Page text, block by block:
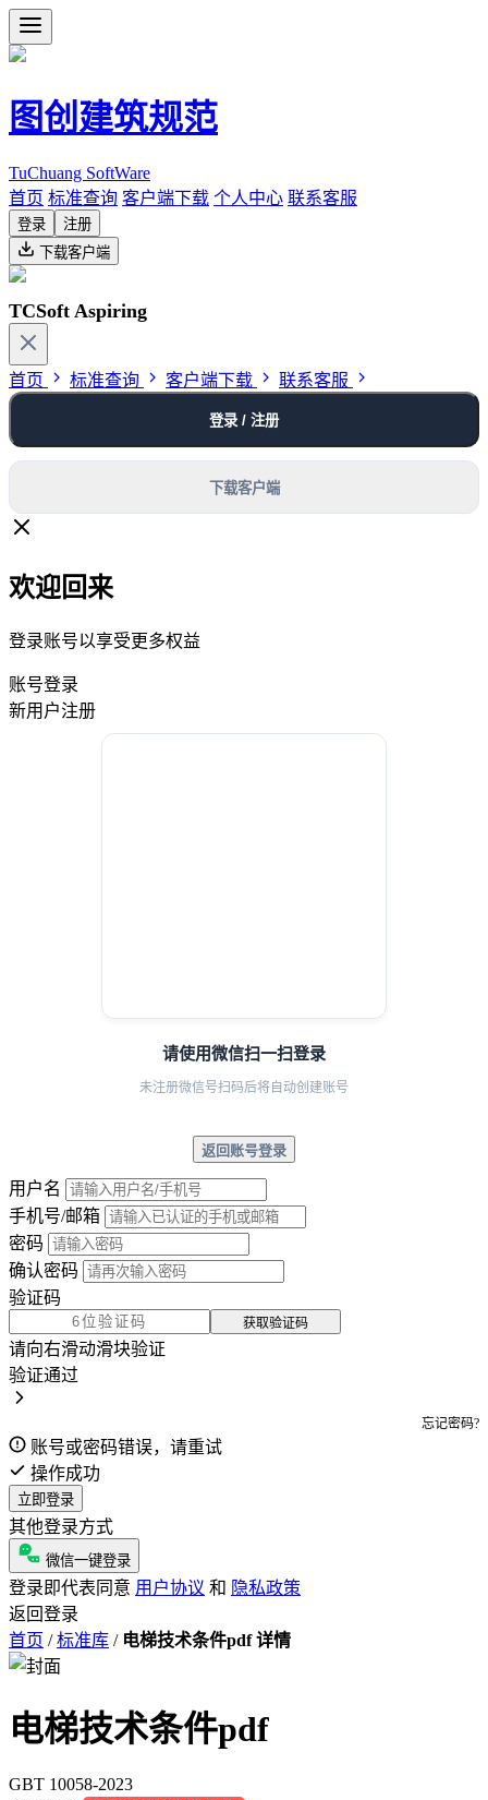
图创建筑规范
TuChuang SoftWare
首页 标准查询 客户端下载 个人中心 联系客服
登录
注册
下载客户端
TCSoft Aspiring
首页 标准查询 客户端下载 联系客服
登录 / 注册
下载客户端
欢迎回来
登录账号以享受更多权益
账号登录
新用户注册
请使用微信扫一扫登录
未注册微信号扫码后将自动创建账号
返回账号登录
用户名
手机号/邮箱
密码
确认密码
验证码
获取验证码
请向右滑动滑块验证
验证通过
忘记密码?
账号或密码错误，请重试
操作成功
立即登录
其他登录方式
微信一键登录
登录即代表同意 用户协议 和 隐私政策
返回登录
首页 / 标准库 / 电梯技术条件pdf 详情
电梯技术条件pdf
GBT 10058-2023